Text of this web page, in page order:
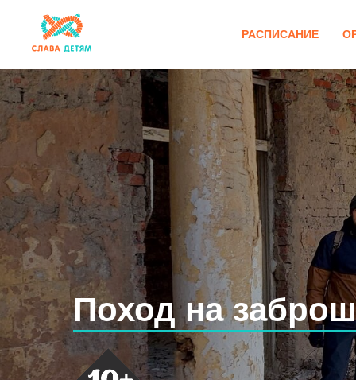
РАСПИСАНИЕ
Поход на